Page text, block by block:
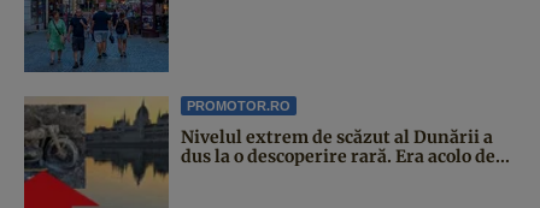
PROMOTOR.RO
Nivelul extrem de scăzut al Dunării a
dus la o descoperire rară. Era acolo de...